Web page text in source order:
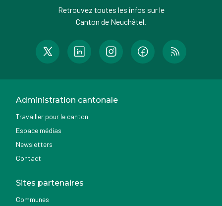
Retrouvez toutes les infos sur le
Canton de Neuchâtel.
Administration cantonale
Travailler pour le canton
Espace médias
Newsletters
Contact
Sites partenaires
Communes